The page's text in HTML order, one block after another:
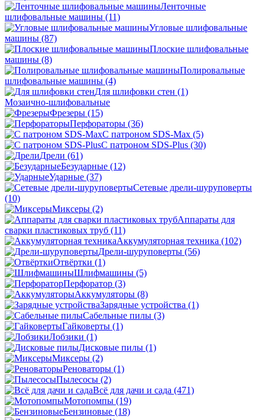
Ленточные
шлифовальные машины (11)
Угловые шлифовальные
машины (87)
Плоские шлифовальные
машины (8)
Полировальные
шлифовальные машины (4)
Для шлифовки стен (1)
Мозаично-шлифовальные
Фрезеры (15)
Перфораторы (36)
С патроном SDS-Max (5)
С патроном SDS-Plus (30)
Дрели (61)
Безударные (12)
Ударные (37)
Сетевые дрели-шуруповерты
(10)
Миксеры (2)
Аппараты для
сварки пластиковых труб (11)
Аккумуляторная техника (102)
Дрели-шуруповерты (56)
Отвёртки (1)
Шлифмашины (5)
Перфоратор (3)
Аккумуляторы (8)
Зарядные устройства (1)
Сабельные пилы (3)
Гайковерты (1)
Лобзики (1)
Дисковые пилы (1)
Миксеры (2)
Реноваторы (1)
Пылесосы (2)
Всё для дачи и сада (471)
Мотопомпы (19)
Бензиновые (18)